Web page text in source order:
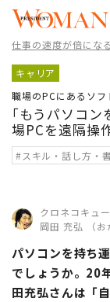
仕事の速度が倍にな
キャリア
職場のPCにあるソフ
｢もうパソコン
場PCを遠隔操
#スキル・話し方・
クロネコキュ
岡田 充弘 （お
パソコンを持ち
でしょうか。20
田充弘さんは「